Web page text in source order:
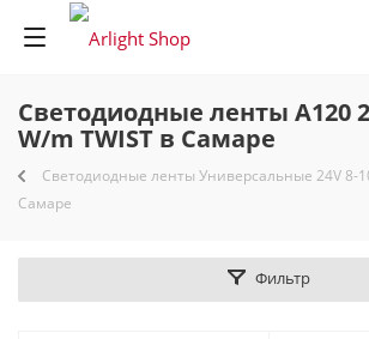
Светодиодные ленты A120
W/m TWIST в Самаре
Светодиодные ленты Универсальные 24V 8-
Самаре
Фильтр